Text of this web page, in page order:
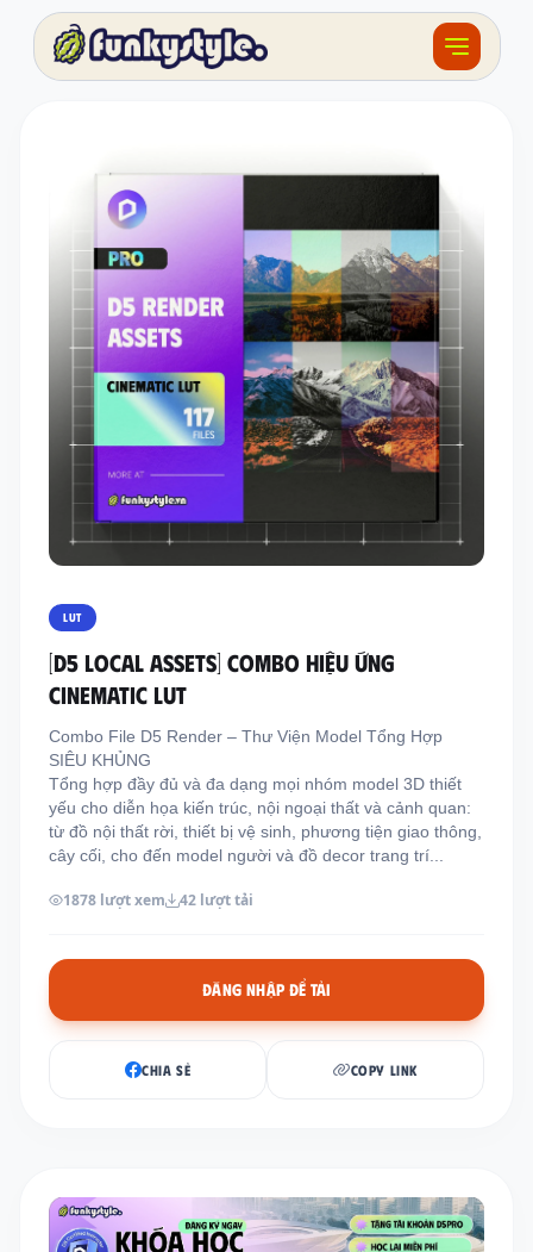
Khóa học
Tài nguyên
Giải thưởng
Đồ án
F.BLOG
Địa chỉ:
Email:
funkystylemanage@gmail.com
Đăng nhập
Đăng ký
LUT
[D5 LOCAL ASSETS] COMBO HIỆU ỨNG
CINEMATIC LUT
Combo File D5 Render – Thư Viện Model Tổng Hợp
SIÊU KHỦNG
Tổng hợp đầy đủ và đa dạng mọi nhóm model 3D thiết
yếu cho diễn họa kiến trúc, nội ngoại thất và cảnh quan:
từ đồ nội thất rời, thiết bị vệ sinh, phương tiện giao thông,
cây cối, cho đến model người và đồ decor trang trí...
1878 lượt xem 42 lượt tải
ĐĂNG NHẬP ĐỂ TẢI
CHIA SẺ COPY LINK